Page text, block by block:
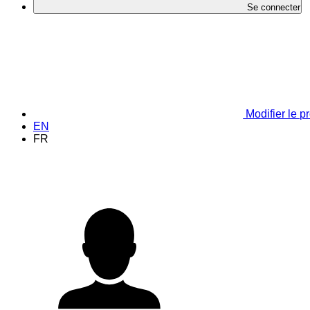
Se connecter
Modifier le
EN
FR